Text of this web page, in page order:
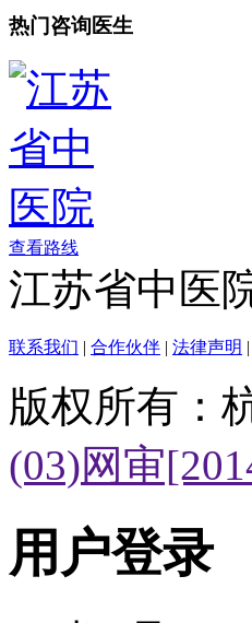
热门咨询医生
查看路线
江苏省中医
联系我们 | 合作伙伴 | 法律声明 |
版权所有：
(03)网审
用户登录